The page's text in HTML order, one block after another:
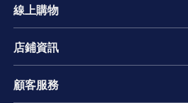
線上購物
店鋪資訊
顧客服務